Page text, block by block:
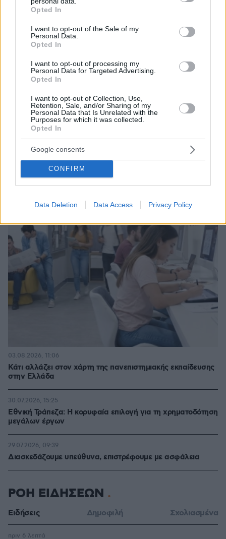
grant or deny consent to Google and its third-party tags to
use your data for below specified purposes in below Google
consent section.
Opted In
I want to opt-out of the Sale of my
Personal Data.
Opted In
I want to opt-out of processing my
Personal Data for Targeted Advertising.
Opted In
I want to opt-out of Collection, Use,
Retention, Sale, and/or Sharing of my
Personal Data that Is Unrelated with the
Purposes for which it was collected.
Opted In
Google consents
CONFIRM
Data Deletion Data Access Privacy Policy
Ποινική δίωξη για ανθρωποκτονία από πρόθεση στον
56χρονο που πυροβόλησε και σκότωσε τον 52χρονο στην
14.02.2025, 13:53
Thema Insights
Κάτι αλλάζει στον χάρτη της πανεπιστημιακής εκπαίδευσης
στην Ελλάδα
03.08.2026, 11:06
Εθνική Τράπεζα: Η κορυφαία επιλογή για τη χρηματοδότηση
μεγάλων έργων
30.07.2026, 15:25
Διασκεδάζουμε υπεύθυνα, επιστρέφουμε με ασφάλεια
29.07.2026, 09:39
ΡΟΗ ΕΙΔΗΣΕΩΝ
Ειδήσεις Δημοφιλή Σχολιασμένα
πριν 6 λεπτά